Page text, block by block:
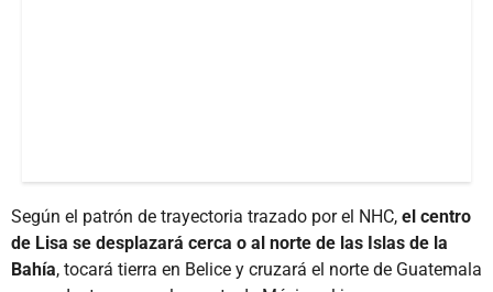
Según el patrón de trayectoria trazado por el NHC, el centro
de Lisa se desplazará cerca o al norte de las Islas de la
Bahía, tocará tierra en Belice y cruzará el norte de Guatemala